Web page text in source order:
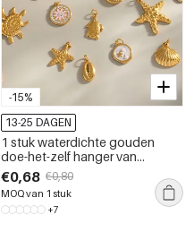
-15%
13-25 DAGEN
1 stuk waterdichte gouden
doe-het-zelf hanger van
roestvrij staal in oceaanmotief
€0,68 €0,80
MOQ van 1 stuk
+7